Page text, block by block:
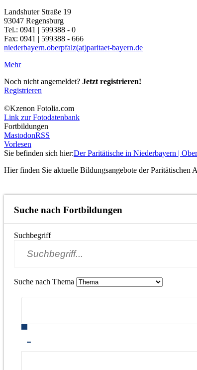
Landshuter Straße 19
93047 Regensburg
Tel.: 0941 | 599388 - 0
Fax: 0941 | 599388 - 666
niederbayern.oberpfalz(at)paritaet-bayern.de
Mehr
Noch nicht angemeldet? Jetzt registrieren!
Registrieren
©Kzenon Fotolia.com
Link zur Fotodatenbank
Fortbildungen
MastodonRSS
Vorlesen
Sie befinden sich hier:Der Paritätische in Niederbayern |
Hier finden Sie aktuelle Bildungsangebote der Paritätischen
Suche nach Fortbildungen
Suchbegriff
Suche nach Thema
-